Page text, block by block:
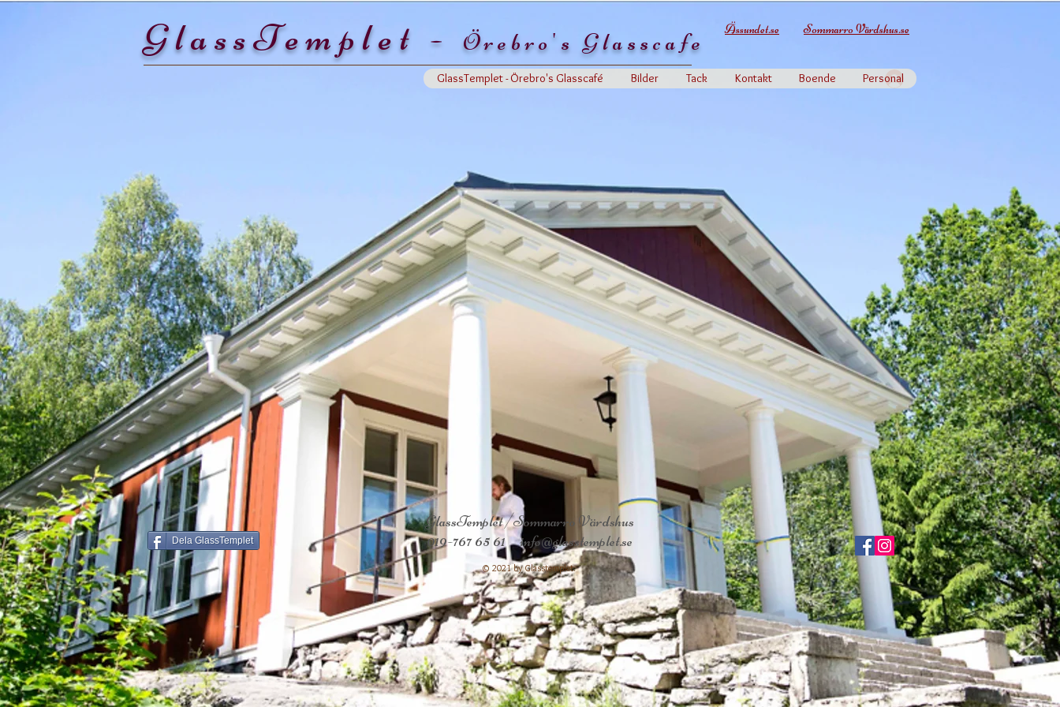
GlassTemplet -Örebro's Glasscafe Sommarro Värdshus.se
GlassTemplet - Örebro's Glasscafé Bilder Tack Kontakt Boende Personal
Ässundet.se
GlassTemplet /Sommarro Värdshus
019-767 65 61 info@glasstemplet.se
Dela GlassTemplet
© 2021 by Glasstemplet.